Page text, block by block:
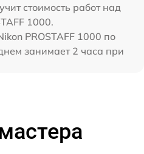
стоимость работ над
1000.
PROSTAFF 1000 по
занимает 2 часа при